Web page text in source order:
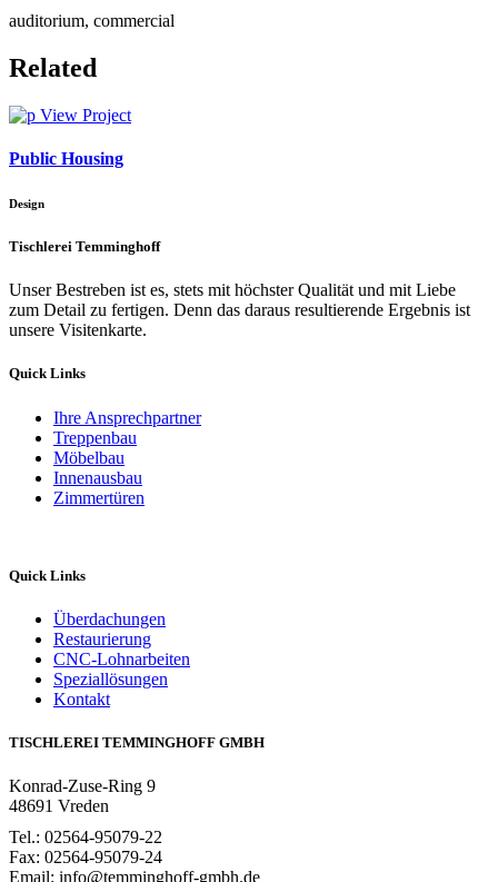
auditorium, commercial
Related
View Project
Public Housing
Design
Tischlerei Temminghoff
Unser Bestreben ist es, stets mit höchster Qualität und mit Liebe
zum Detail zu fertigen. Denn das daraus resultierende Ergebnis ist
unsere Visitenkarte.
Quick Links
Ihre Ansprechpartner
Treppenbau
Möbelbau
Innenausbau
Zimmertüren
Quick Links
Überdachungen
Restaurierung
CNC-Lohnarbeiten
Speziallösungen
Kontakt
TISCHLEREI TEMMINGHOFF GMBH
Konrad-Zuse-Ring 9
48691 Vreden
Tel.: 02564-95079-22
Fax: 02564-95079-24
Email: info@temminghoff-gmbh.de